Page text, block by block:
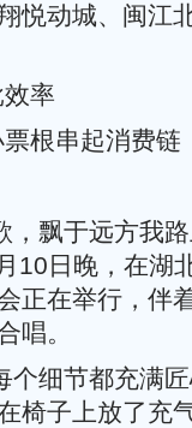
悦动城、闽江
率
根串起消费链
飘于远方我路
日晚，在湖
正在举行，伴
唱。
细节都充满匠
椅子上放了充